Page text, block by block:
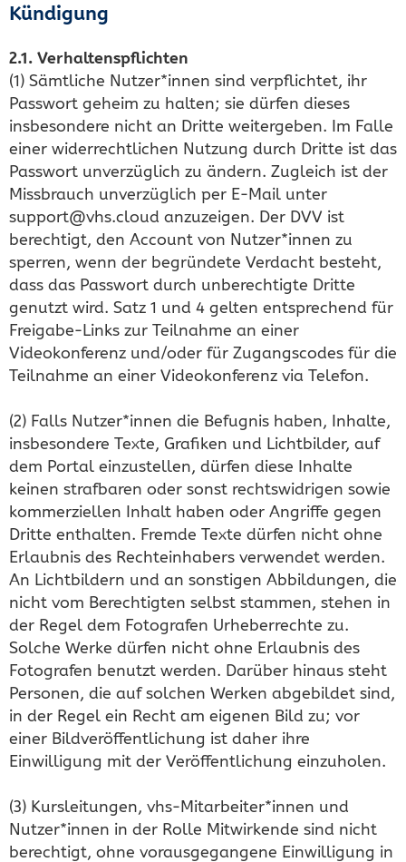
Kündigung
2.1. Verhaltenspflichten
(1) Sämtliche Nutzer*innen sind verpflichtet, ihr
Passwort geheim zu halten; sie dürfen dieses
insbesondere nicht an Dritte weitergeben. Im Falle
einer widerrechtlichen Nutzung durch Dritte ist das
Passwort unverzüglich zu ändern. Zugleich ist der
Missbrauch unverzüglich per E-Mail unter
support@vhs.cloud anzuzeigen. Der DVV ist
berechtigt, den Account von Nutzer*innen zu
sperren, wenn der begründete Verdacht besteht,
dass das Passwort durch unberechtigte Dritte
genutzt wird. Satz 1 und 4 gelten entsprechend für
Freigabe-Links zur Teilnahme an einer
Videokonferenz und/oder für Zugangscodes für die
Teilnahme an einer Videokonferenz via Telefon.
(2) Falls Nutzer*innen die Befugnis haben, Inhalte,
insbesondere Texte, Grafiken und Lichtbilder, auf
dem Portal einzustellen, dürfen diese Inhalte
keinen strafbaren oder sonst rechtswidrigen sowie
kommerziellen Inhalt haben oder Angriffe gegen
Dritte enthalten. Fremde Texte dürfen nicht ohne
Erlaubnis des Rechteinhabers verwendet werden.
An Lichtbildern und an sonstigen Abbildungen, die
nicht vom Berechtigten selbst stammen, stehen in
der Regel dem Fotografen Urheberrechte zu.
Solche Werke dürfen nicht ohne Erlaubnis des
Fotografen benutzt werden. Darüber hinaus steht
Personen, die auf solchen Werken abgebildet sind,
in der Regel ein Recht am eigenen Bild zu; vor
einer Bildveröffentlichung ist daher ihre
Einwilligung mit der Veröffentlichung einzuholen.
(3) Kursleitungen, vhs-Mitarbeiter*innen und
Nutzer*innen in der Rolle Mitwirkende sind nicht
berechtigt, ohne vorausgegangene Einwilligung in